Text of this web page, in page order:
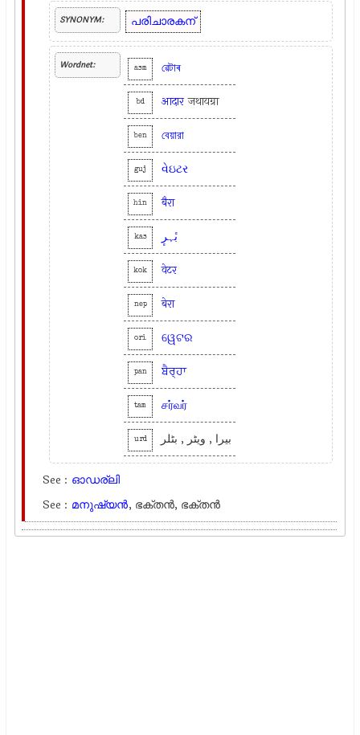
SYNONYM: പരിചാരകന്
Wordnet: asm ৱেটাৰ
bd आदारजथायग्रा
ben বেয়ারা
guj વેઇટર
hin बैरा
kas بٔہرٕ
kok वेटर
nep बेरा
ori ୱେଟର
pan ਬੈਰ੍ਹਾ
tam சர்வர்
urd بیرا , ویٹر , بٹلر
See : ഓഡര്ലി
See : മനുഷ്യന്‍, ഭക്തന്‍, ഭക്തന്‍